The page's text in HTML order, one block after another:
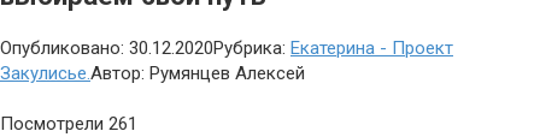
Опубликовано: 30.12.2020Рубрика: Екатерина - Проект
Закулисье.Автор: Румянцев Алексей
Посмотрели 261